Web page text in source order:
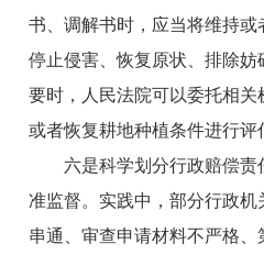
书、调解书时，应当将维持
停止侵害、恢复原状、排除
要时，人民法院可以委托相
或者恢复耕地种植条件进行评
六是科学划分行政赔偿责
准监督。实践中，部分行政
串通、审查申请材料不严格